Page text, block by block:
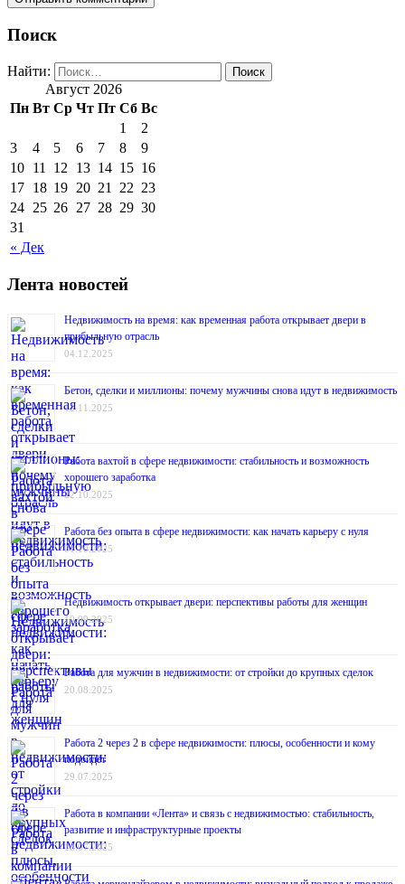
Поиск
Найти:
Август 2026
Пн Вт Ср Чт Пт Сб Вс
« Дек
1
2
3
4 5 6 7 8
9
10 11 12 13 14 15 16
17 18 19 20 21 22 23
24 25 26 27 28 29 30
31
Лента новостей
Недвижимость на время: как временная работа открывает двери в
прибыльную отрасль
04.12.2025
Бетон, сделки и миллионы: почему мужчины снова идут в недвижимость
12.11.2025
Работа вахтой в сфере недвижимости: стабильность и возможность
хорошего заработка
22.10.2025
Работа без опыта в сфере недвижимости: как начать карьеру с нуля
01.10.2025
Недвижимость открывает двери: перспективы работы для женщин
10.09.2025
Работа для мужчин в недвижимости: от стройки до крупных сделок
20.08.2025
Работа 2 через 2 в сфере недвижимости: плюсы, особенности и кому
подойдёт
29.07.2025
Работа в компании «Лента» и связь с недвижимостью: стабильность,
развитие и инфраструктурные проекты
10.07.2025